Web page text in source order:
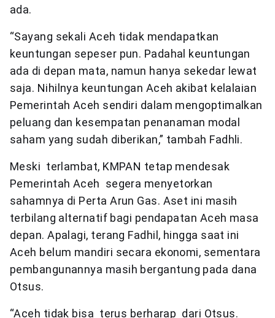
ada.
“Sayang sekali Aceh tidak mendapatkan
keuntungan sepeser pun. Padahal keuntungan
ada di depan mata, namun hanya sekedar lewat
saja. Nihilnya keuntungan Aceh akibat kelalaian
Pemerintah Aceh sendiri dalam mengoptimalkan
peluang dan kesempatan penanaman modal
saham yang sudah diberikan,” tambah Fadhli.
Meski terlambat, KMPAN tetap mendesak
Pemerintah Aceh segera menyetorkan
sahamnya di Perta Arun Gas. Aset ini masih
terbilang alternatif bagi pendapatan Aceh masa
depan. Apalagi, terang Fadhil, hingga saat ini
Aceh belum mandiri secara ekonomi, sementara
pembangunannya masih bergantung pada dana
Otsus.
“Aceh tidak bisa terus berharap dari Otsus.